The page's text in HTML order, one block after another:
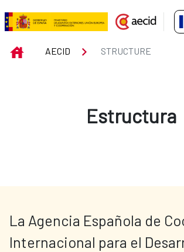
Saut au contenu principal
Structure
INICIOAECID STRUCTURE
Estructura
La Agencia Española de
Internacional para el